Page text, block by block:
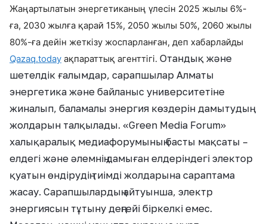
Жаңартылатын энергетиканың үлесін 2025 жылы 6%-
ға, 2030 жылға қарай 15%, 2050 жылы 50%, 2060 жылы
80%-ға дейін жеткізу жоспарланған, деп хабарлайды
Qazaq.today ақпараттық агенттігі. Отандық және
шетелдік ғалымдар, сарапшылар Алматы
энергетика және байланыс университетіне
жиналып, баламалы энергия көздерін дамытудың
жолдарын талқылады. «Green Media Forum»
халықаралық медиафорумының басты мақсаты –
елдегі және әлемнің дамыған елдеріндегі электор
қуатын өндірудің тиімді жолдарына сараптама
жасау. Сарапшылардың айтуынша, электр
энергиясын тұтыну деңгейі біркелкі емес.